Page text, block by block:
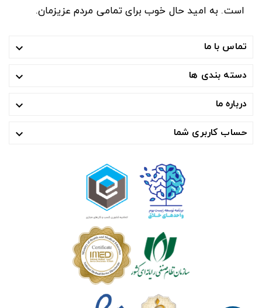
است. به امید حال خوب برای تمامی مردم عزیزمان.
تماس با ما 
دسته بندی ها 
درباره ما 
حساب کاربری شما 